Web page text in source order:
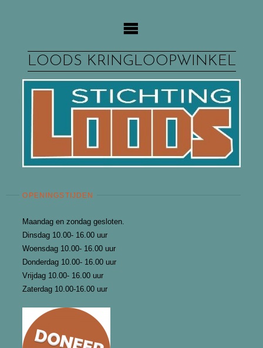
LOODS KRINGLOOPWINKEL
OPENINGSTIJDEN
Maandag en zondag gesloten.
Dinsdag 10.00- 16.00 uur
Woensdag 10.00- 16.00 uur
Donderdag 10.00- 16.00 uur
Vrijdag 10.00- 16.00 uur
Zaterdag 10.00-16.00 uur